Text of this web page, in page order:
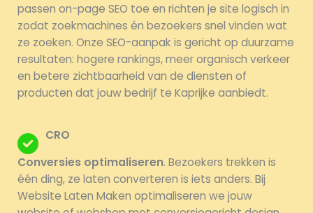
passen on-page SEO toe en richten je site logisch in
zodat zoekmachines én bezoekers snel vinden wat
ze zoeken. Onze SEO-aanpak is gericht op duurzame
resultaten: hogere rankings, meer organisch verkeer
en betere zichtbaarheid van de diensten of
producten dat jouw bedrijf te Kaprijke aanbiedt.
CRO
Conversies optimaliseren. Bezoekers trekken is
één ding, ze laten converteren is iets anders. Bij
Website Laten Maken optimaliseren we jouw